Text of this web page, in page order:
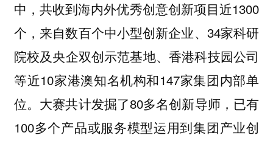
中，共收到海内外优秀创意创新项目近1300
个，来自数百个中小型创新企业、34家科研
院校及央企双创示范基地、香港科技园公司
等近10家港澳知名机构和147家集团内部单
位。大赛共计发掘了80多名创新导师，已有
100多个产品或服务模型运用到集团产业创